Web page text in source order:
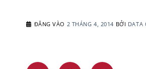
ĐĂNG VÀO 2 THÁNG 4, 2014 BỞI DATA